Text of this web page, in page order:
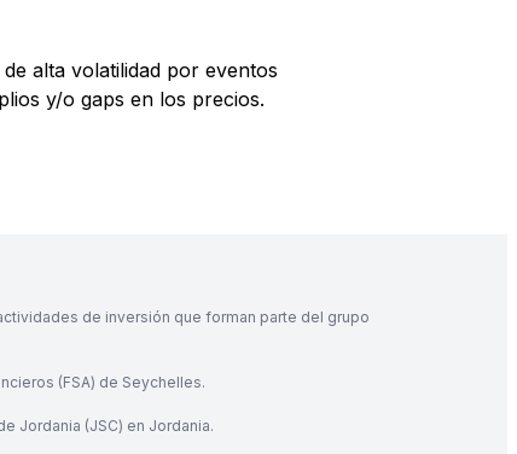
alta volatilidad por eventos
y/o gaps en los precios.
de inversión que forman parte del grupo
(FSA) de Seychelles.
Jordania (JSC) en Jordania.